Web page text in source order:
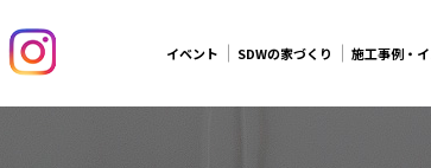
イベント SDWの家づくり 施工事例・